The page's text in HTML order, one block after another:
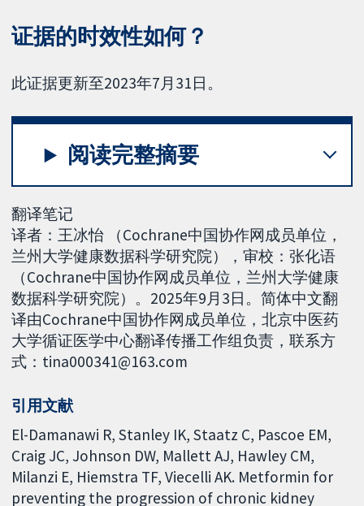
证据的时效性如何？
此证据更新至2023年7月31日。
阅读完整摘要
翻译笔记
译者：王冰怡 （Cochrane中国协作网成员单位，
兰州大学健康数据科学研究院），审校：张化语
（Cochrane中国协作网成员单位，兰州大学健康
数据科学研究院）。2025年9月3日。简体中文翻
译由Cochrane中国协作网成员单位，北京中医药
大学循证医学中心翻译传播工作组负责，联系方
式：tina000341@163.com
引用文献
El-Damanawi R, Stanley IK, Staatz C, Pascoe EM,
Craig JC, Johnson DW, Mallett AJ, Hawley CM,
Milanzi E, Hiemstra TF, Viecelli AK. Metformin for
preventing the progression of chronic kidney